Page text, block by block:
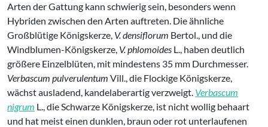
Arten der Gattung kann schwierig sein, besonders wenn
Hybriden zwischen den Arten auftreten. Die ähnliche
Großblütige Königskerze, V. densiflorum Bertol., und die
Windblumen-Königskerze, V. phlomoides L., haben deutlich
größere Einzelblüten, mit mindestens 35 mm Durchmesser.
Verbascum pulverulentum Vill., die Flockige Königskerze,
wächst ausladend, kandelaberartig verzweigt. Verbascum
nigrum L., die Schwarze Königskerze, ist nicht wollig behaart
und hat meist einen dunklen, braun oder rot unterlaufenen